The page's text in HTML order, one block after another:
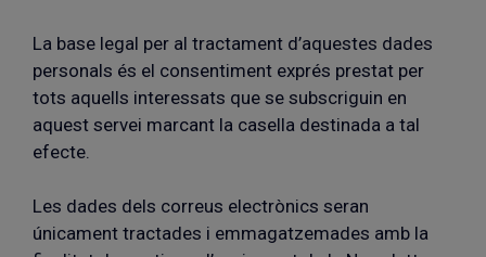
La base legal per al tractament d’aquestes dades
personals és el consentiment exprés prestat per
tots aquells interessats que se subscriguin en
aquest servei marcant la casella destinada a tal
efecte.
Les dades dels correus electrònics seran
únicament tractades i emmagatzemades amb la